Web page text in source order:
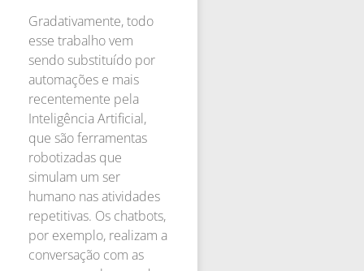
Gradativamente, todo
esse trabalho vem
sendo substituído por
automações e mais
recentemente pela
Inteligência Artificial,
que são ferramentas
robotizadas que
simulam um ser
humano nas atividades
repetitivas. Os chatbots,
por exemplo, realizam a
conversação com as